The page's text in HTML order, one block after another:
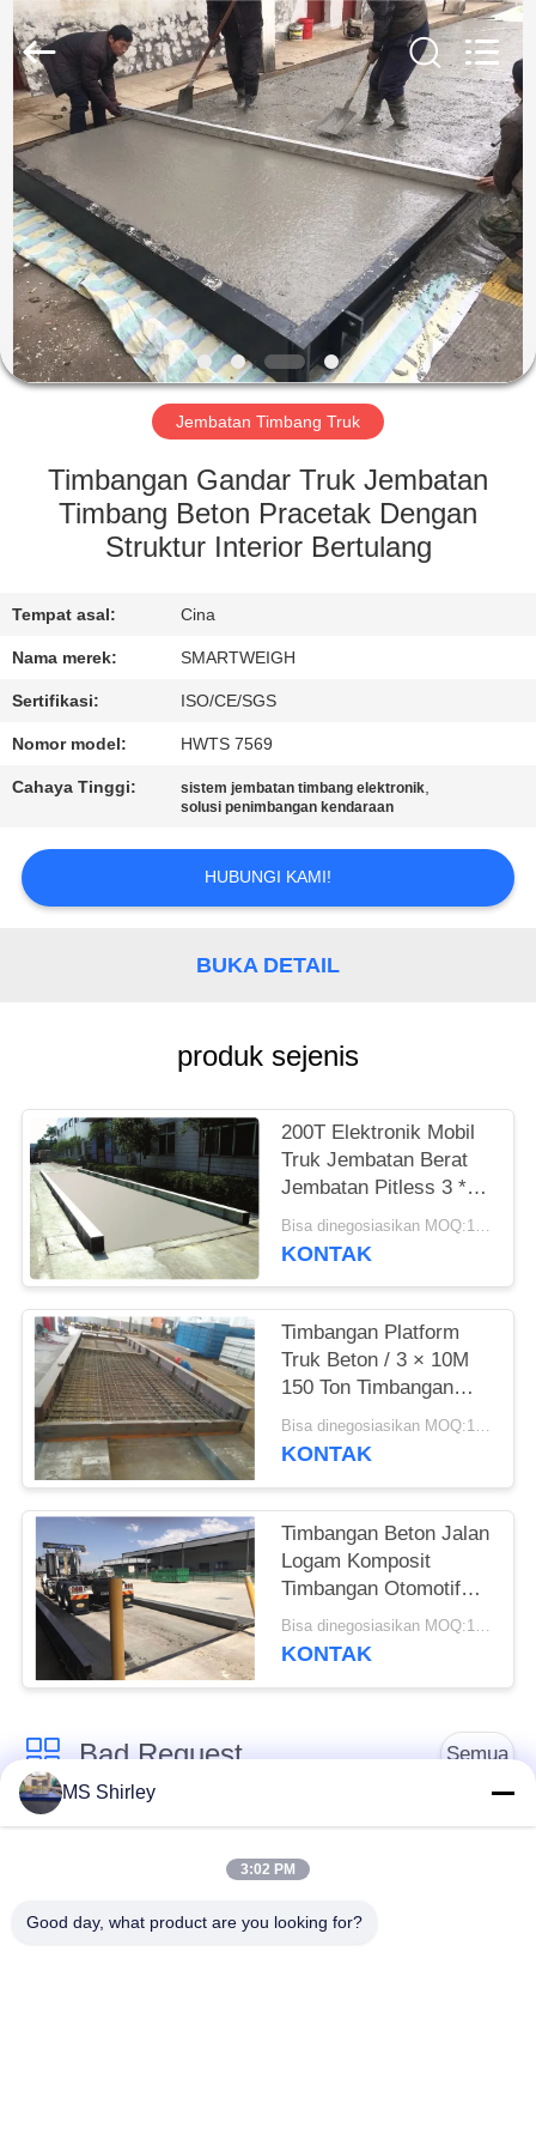
RUMAH
PRODUK
TENTANG
KAMI
TUR
KONTROL
KUALITAS
HUBUNGI
KAMI
PERMINTAAN
PENAWARAN
SITEMAP
SMARTWEIGH
INSTRUMENT
CO.,LTD.
Rights
Reserved.
Jembatan Timbang Truk
Timbangan Gandar Truk Jembatan
Timbang Beton Pracetak Dengan
Struktur Interior Bertulang
Tempat asal: Cina
Nama merek: SMARTWEIGH
Sertifikasi: ISO/CE/SGS
Nomor model: HWTS 7569
Cahaya Tinggi: sistem jembatan timbang elektronik,
solusi penimbangan kendaraan
HUBUNGI KAMI!
BUKA DETAIL
produk sejenis
200T Elektronik Mobil
Truk Jembatan Berat
Jembatan Pitless 3 *
24M
Bisa dinegosiasikan MOQ:1 Set
KONTAK
Timbangan Platform
Truk Beton / 3 × 10M
150 Ton Timbangan
Tugas Berat
Bisa dinegosiasikan MOQ:1 Set
KONTAK
Timbangan Beton Jalan
Logam Komposit
Timbangan Otomotif
3x14m 3x16m
Bisa dinegosiasikan MOQ:1 Set
KONTAK
Bad Request Semua
Jembatan Timbang
Jembatan Timbang
Truk
Timbangan
MS Shirley
3:02 PM
Good day, what product are you looking for?